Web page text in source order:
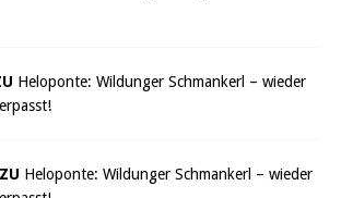
Heloponte: Wildunger Schmankerl – wieder
Heloponte: Wildunger Schmankerl – wieder